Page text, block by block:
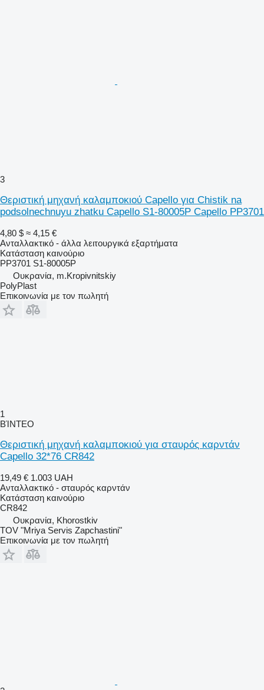
3
Θεριστική μηχανή καλαμποκιού Capello για Chistik na
podsolnechnuyu zhatku Capello S1-80005P Capello PP3701
4,80 $ ≈ 4,15 €
Ανταλλακτικό - άλλα λειτουργικά εξαρτήματα
Κατάσταση καινούριο
PP3701 S1-80005P
Ουκρανία, m.Kropivnitskiy
PolyPlast
Επικοινωνία με τον πωλητή
1
ΒΊΝΤΕΟ
Θεριστική μηχανή καλαμποκιού για σταυρός καρντάν
Capello 32*76 CR842
19,49 € 1.003 UAH
Ανταλλακτικό - σταυρός καρντάν
Κατάσταση καινούριο
CR842
Ουκρανία, Khorostkiv
TOV "Mriya Servis Zapchastini"
Επικοινωνία με τον πωλητή